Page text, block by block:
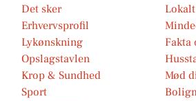
Det sker
Erhvervsprofil
Lykønskning
Fakta
Opslagstavlen
Krop & Sundhed
Mød
Sport